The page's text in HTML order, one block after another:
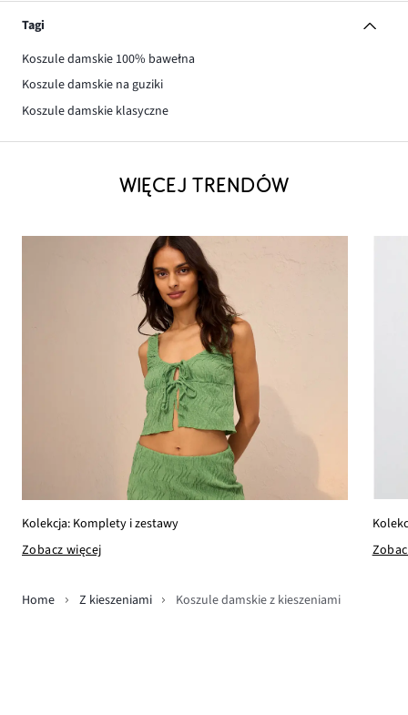
Tagi
Koszule damskie 100% bawełna
Koszule damskie na guziki
Koszule damskie klasyczne
WIĘCEJ TRENDÓW
Kolekcja: Komplety i zestawy
Zobacz więcej
Home Z kieszeniami Koszule damskie z kieszeniami